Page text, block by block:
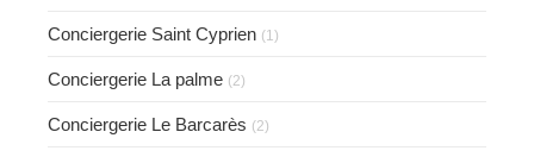
Conciergerie Saint Cyprien (1)
Conciergerie La palme (2)
Conciergerie Le Barcarès (2)